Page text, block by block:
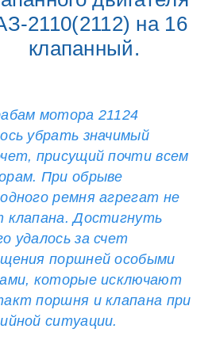
2110(2112) на 16
клапанный.
мотора 21124
убрать значимый
присущий почти всем
При обрыве
ремня агрегат не
клапана. Достигнуть
удалось за счет
поршней особыми
которые исключают
поршня и клапана при
ситуации.